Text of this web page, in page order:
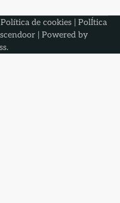
Política de cookies| PolÍtica
| Powered by
.